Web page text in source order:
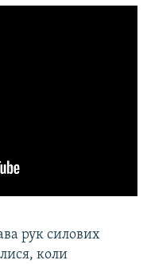
рук силових
коли